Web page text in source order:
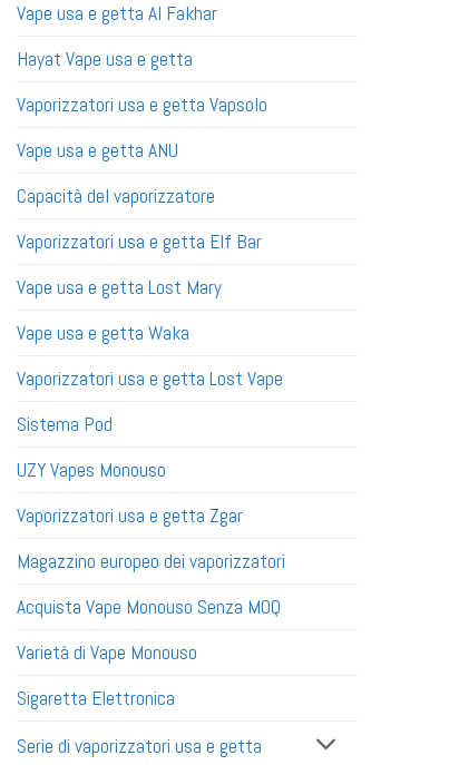
Vape usa e getta Al Fakhar
Hayat Vape usa e getta
Vaporizzatori usa e getta Vapsolo
Vape usa e getta ANU
Capacità del vaporizzatore
Vaporizzatori usa e getta Elf Bar
Vape usa e getta Lost Mary
Vape usa e getta Waka
Vaporizzatori usa e getta Lost Vape
Sistema Pod
UZY Vapes Monouso
Vaporizzatori usa e getta Zgar
Magazzino europeo dei vaporizzatori
Acquista Vape Monouso Senza MOQ
Varietà di Vape Monouso
Sigaretta Elettronica
Serie di vaporizzatori usa e getta